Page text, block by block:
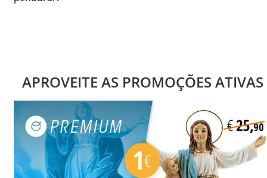
APROVEITE AS PROMOÇÕES ATIVAS